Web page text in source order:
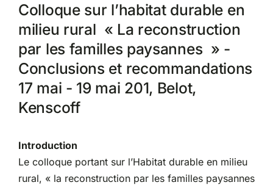
Colloque sur l’habitat durable en
milieu rural « La reconstruction
par les familles paysannes » -
Conclusions et recommandations
17 mai - 19 mai 201, Belot,
Kenscoff
Introduction
Le colloque portant sur l’Habitat durable en milieu
rural, « la reconstruction par les familles paysannes